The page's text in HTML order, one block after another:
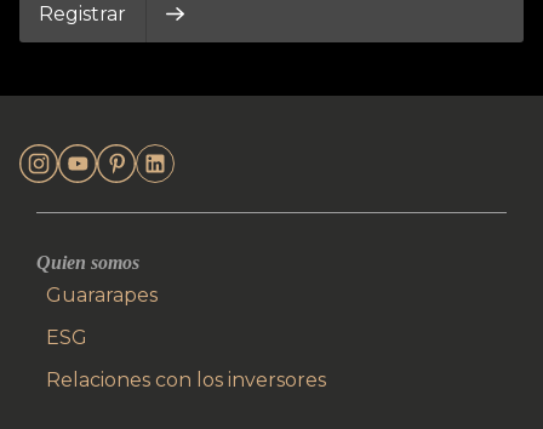
Registrar
Quien somos
Guararapes
ESG
Relaciones con los inversores